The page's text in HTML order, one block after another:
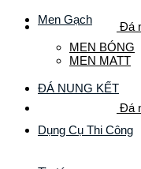
Men Gạch
MEN BÓNG
MEN MATT
ĐÁ NUNG KẾT
Dụng Cụ Thi Công
Đá
Đá